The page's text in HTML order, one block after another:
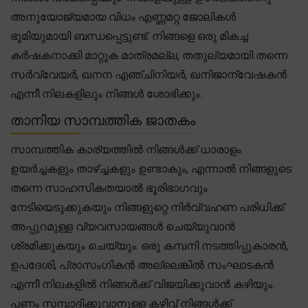
അനുയോജ്യമായ വിധം എണ്ണമറ്റ ജോലികൾ
ഭൂമിയുമായി ബന്ധപ്പെട്ടുണ്ട്. നിങ്ങളെ ഒരു മികച്ച
കർഷകനാക്കി മാറ്റുക മാത്രമല്ല, തതുല്യമായി തന്നെ
സർവ്വേയർ, ഖനന എഞ്ചിനിയർ, ഖനിജാന്വേഷകൻ
എന്നീ നിലകളിലും നിങ്ങൾ ശോഭിക്കും.
താനിയ സാമ്പത്തിക ജാതകം
സാമ്പത്തിക കാര്യത്തിൽ നിങ്ങൾക്ക് ധാരാളം
ഉയർച്ചകളും താഴ്ച്ചകളും ഉണ്ടാകും, എന്നാൽ നിങ്ങളുടെ
തന്നെ സാഹസികതയാൽ ഭൂരിഭാഗവും
നേടിയെടുക്കുകയും നിങ്ങളുറ്റെ നിർവ്വഹണ പരിധിക്ക്
അപ്പുറമുള്ള വ്യവസായങ്ങൾ ചെയ്യുവാൻ
ശ്രമിക്കുകയും ചെയ്യും. ഒരു കമ്പനി നടത്തിപ്പുകാരൻ,
ഉപദേശി, പ്രാസംഗികൻ അല്ലെങ്കിൽ സംഘാടകൻ
എന്നീ നിലകളിൽ നിങ്ങൾക്ക് വിജയിക്കുവാൻ കഴിയും.
പണം സമ്പാദിക്കുവാനുള്ള കഴിവ് നിങ്ങൾക്ക്